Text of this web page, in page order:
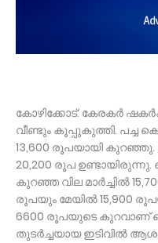
കോഴിക്കോട്: കേരകർ
വീണ്ടും കൂപ്പുകുത്തി. പച്ച
13,600 രൂപയായി കുറഞ്ഞു.
20,200 രൂപ
കുറഞ്ഞ വില മാർച്ചില്‍
രൂപയും മേയിൽ 15,900
6600 രൂപയുടെ കുറവാണ്
തുടർച്ചയായ ഇടിവിൽ